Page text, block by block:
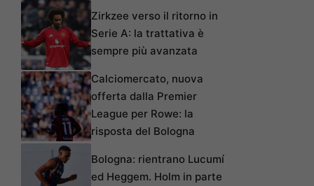
Zirkzee verso il ritorno in
Serie A: la trattativa è
sempre più avanzata
Calciomercato, nuova
offerta dalla Premier
League per Rowe: la
risposta del Bologna
Bologna: rientrano Lucumí
ed Heggem. Holm in parte